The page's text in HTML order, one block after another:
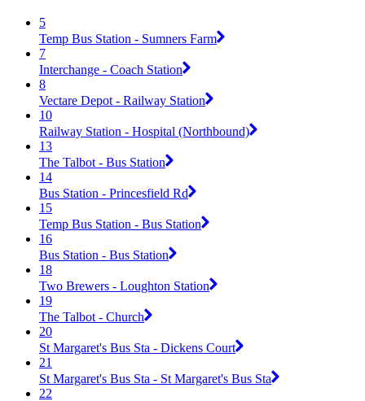
5
Temp Bus Station - Sumners Farm
7
Interchange - Coach Station
8
Vectare Depot - Railway Station
10
Railway Station - Hospital (Northbound)
13
The Talbot - Bus Station
14
Bus Station - Princesfield Rd
15
Temp Bus Station - Bus Station
16
Bus Station - Bus Station
18
Two Brewers - Loughton Station
19
The Talbot - Church
20
St Margaret's Bus Sta - Dickens Court
21
St Margaret's Bus Sta - St Margaret's Bus Sta
22